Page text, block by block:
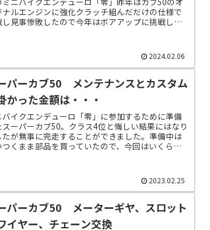
ナルエンジンに強化クラッチ組んだだけの仕様で
し見事惨敗したので今年はボアアップに挑戦しま
2024.02.06
パーカブ50 メンテナンスとカスタム
かった金額は・・・
バイクエンデューロ「零」に参加するために準備
スーパーカブ50。クラス4位と悔しい結果にはなり
たが無事に完走することができました。準備中は
つくまま部品を買っていたので、今回はいくらぐ
2023.02.25
パーカブ50 メーターギヤ、スロット
イヤー、チェーン交換